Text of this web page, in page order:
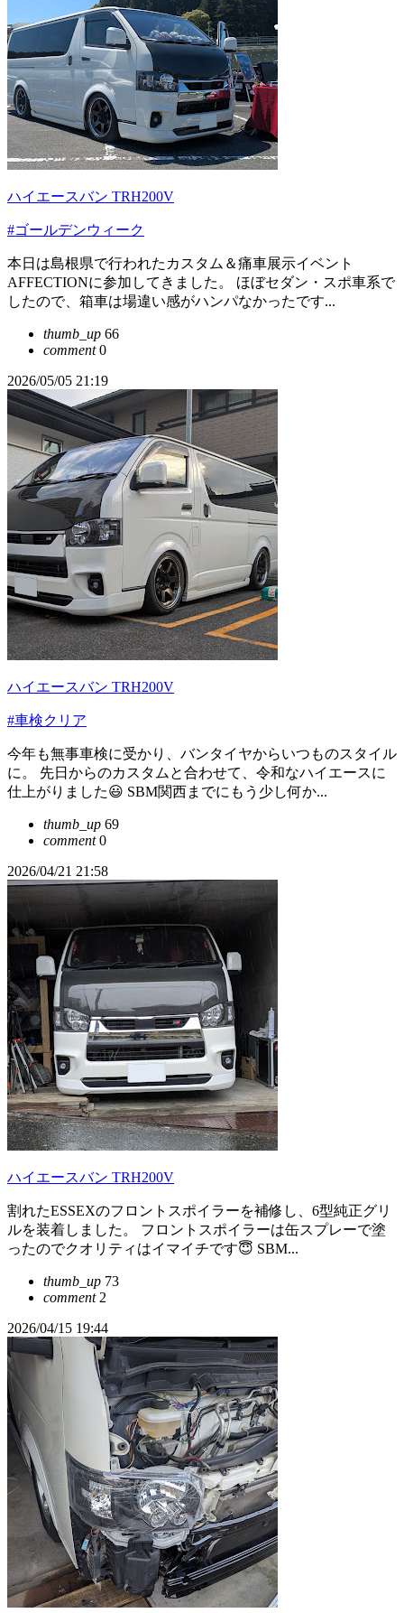
ハイエースバン TRH200V
#ゴールデンウィーク
本日は島根県で行われたカスタム＆痛車展示イベント
AFFECTIONに参加してきました。 ほぼセダン・スポ車系で
したので、箱車は場違い感がハンパなかったです...
thumb_up 66
comment0
2026/05/05 21:19
ハイエースバン TRH200V
#車検クリア
今年も無事車検に受かり、バンタイヤからいつものスタイル
に。 先日からのカスタムと合わせて、令和なハイエースに
仕上がりました😃 SBM関西までにもう少し何か...
thumb_up 69
comment0
2026/04/21 21:58
ハイエースバン TRH200V
割れたESSEXのフロントスポイラーを補修し、6型純正グリ
ルを装着しました。 フロントスポイラーは缶スプレーで塗
ったのでクオリティはイマイチです😇 SBM...
thumb_up 73
comment2
2026/04/15 19:44